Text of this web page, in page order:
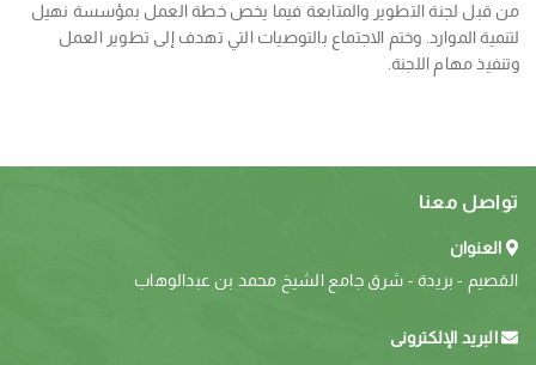
من قبل لجنة التطوير والمتابعة فيما يخص خطة العمل بمؤسسة نهيل
لتنمية الموارد. وختم الاجتماع بالتوصيات التي تهدف إلى تطوير العمل
وتنفيذ مهام اللجنة.
تواصل معنا
العنوان
القصيم - بريدة - شرق جامع الشيخ محمد بن عبدالوهاب
البريد الإلكترونى